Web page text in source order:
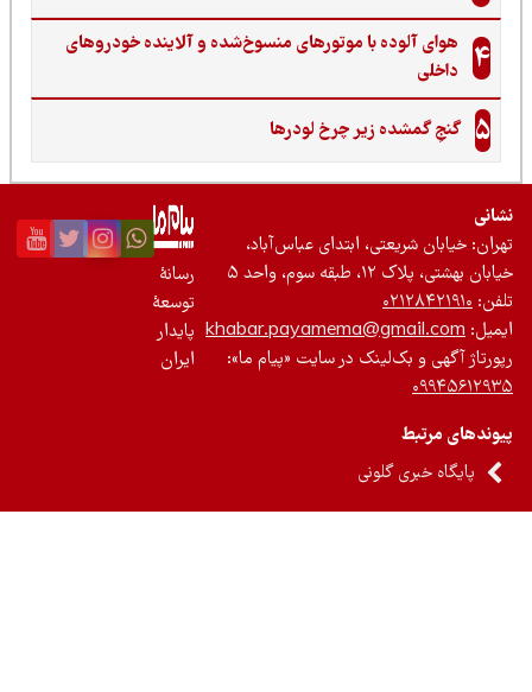
هوای آلوده با موتورهای منسوخ‌شده و آلاینده خودروهای
داخلی
گنجِ گمشده زیر چرخ لودرها
خیابان شریعتی، ابتدای عباس‌آباد،
بهشتی، پلاک ۱۲، طبقه سوم، واحد ۵
۰۲۱۲۸۴۲۱۹۱۰
khabar.payamema@gmail.com
آگهی و بک‌لینک در سایت «پیام ما»:
مرتبط
پایگاه خبری گلونی
رسانۀ
توسعۀ
پایدار
ایران